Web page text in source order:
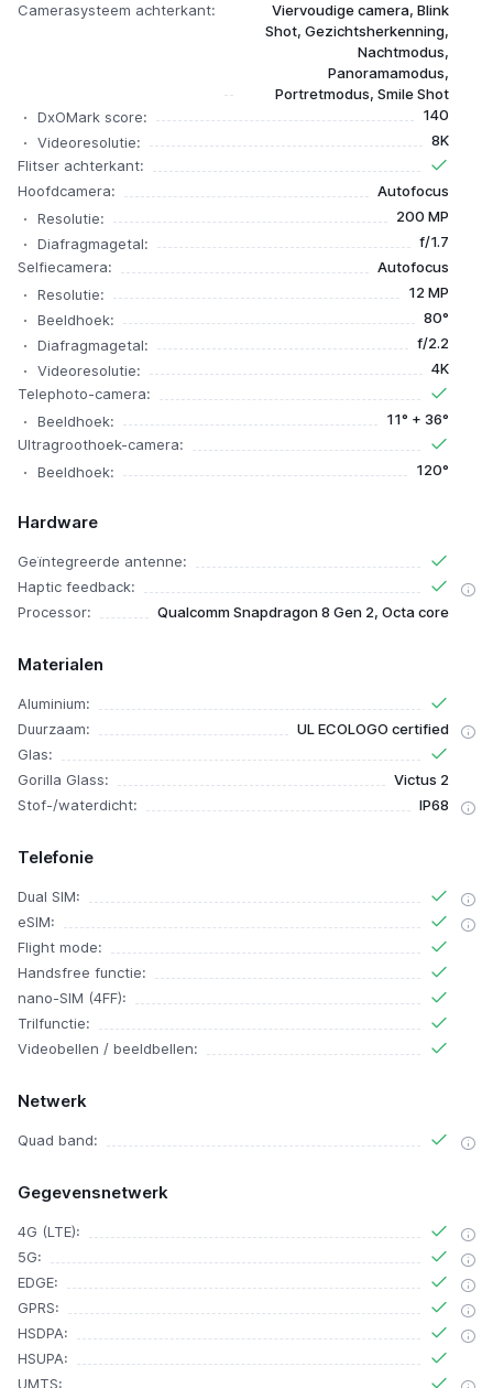
Camerasysteem achterkant:
Viervoudige camera, Blink
Shot, Gezichtsherkenning,
Nachtmodus,
Panoramamodus,
Portretmodus, Smile Shot
DxOMark score:
140
Videoresolutie:
8K
Flitser achterkant:
Hoofdcamera:
Autofocus
Resolutie:
200 MP
Diafragmagetal:
f/1.7
Selfiecamera:
Autofocus
Resolutie:
12 MP
Beeldhoek:
80°
Diafragmagetal:
f/2.2
Videoresolutie:
4K
Telephoto-camera:
Beeldhoek:
11° + 36°
Ultragroothoek-camera:
Beeldhoek:
120°
Hardware
Geïntegreerde antenne:
Haptic feedback:
Processor:
Qualcomm Snapdragon 8 Gen 2, Octa core
Materialen
Aluminium:
Duurzaam:
UL ECOLOGO certified
Glas:
Gorilla Glass:
Victus 2
Stof-/waterdicht:
IP68
Telefonie
Dual SIM:
eSIM:
Flight mode:
Handsfree functie:
nano-SIM (4FF):
Trilfunctie:
Videobellen / beeldbellen:
Netwerk
Quad band:
Gegevensnetwerk
4G (LTE):
5G:
EDGE:
GPRS:
HSDPA:
HSUPA:
UMTS: